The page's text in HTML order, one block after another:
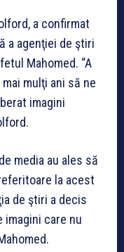
a confirmat
a agenţiei de ştiri
Mahomed. “A
mulţi ani să ne
imagini
media au ales să
la acest
de ştiri a decis
imagini care nu